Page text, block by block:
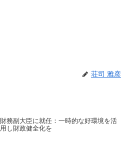
荘司 雅彦
財務副大臣に就任：一時的な好環境を活
用し財政健全化を